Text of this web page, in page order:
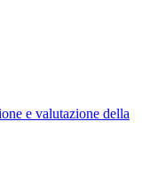
e valutazione della